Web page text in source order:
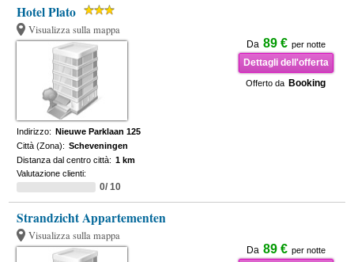
Hotel Plato
Visualizza sulla mappa
Da 89 € per notte
Dettagli dell'offerta
Offerto da Booking
Indirizzo: Nieuwe Parklaan 125
Città (Zona): Scheveningen
Distanza dal centro città: 1 km
Valutazione clienti:
0/ 10
Strandzicht Appartementen
Visualizza sulla mappa
Da 89 € per notte